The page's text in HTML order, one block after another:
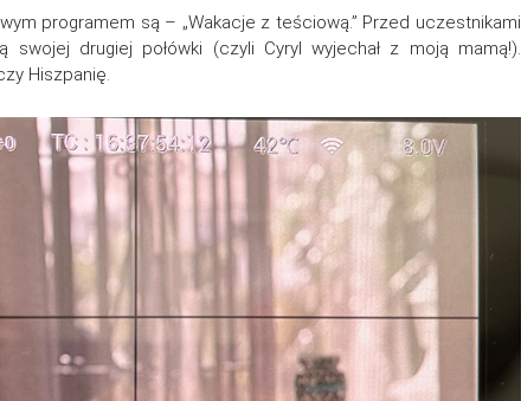
programem są – „Wakacje z teściową.” Przed uczestnikami
drugiej połówki (czyli Cyryl wyjechał z moją mamą!).
Hiszpanię.